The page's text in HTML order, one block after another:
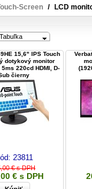
Screen / LCD
Tabuľka
15,6" IPS Touch
dotykový monitor
220cd HDMI, D-
čierny
23811
€ s DPH
€ s DPH